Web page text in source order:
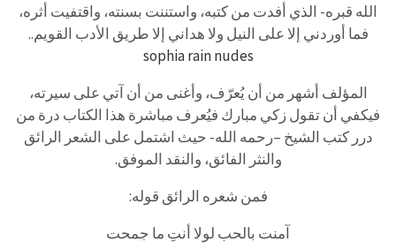
الله قبره- الذي أفدت من كتبه، واستننت بسنته، واقتفيت أثره،
فما أوردني إلا على النيل ولا هداني إلا طريق الأدب القويم..
sophia rain nudes
المؤلف أشهر من أن يُعرّف، وأغنى من أن آتي على سيرته،
فيكفي أن تقول زكي مبارك فيُعرف مباشرة هذا الكتاب درة من
درر كتب الشيخ –رحمه الله- حيث اشتمل على الشعر الرائق
والنثر الفائق، والنقد الموفق.
فمن شعره الرائق قوله:
آمنت بالحب لولا أنتِ ما جمحت